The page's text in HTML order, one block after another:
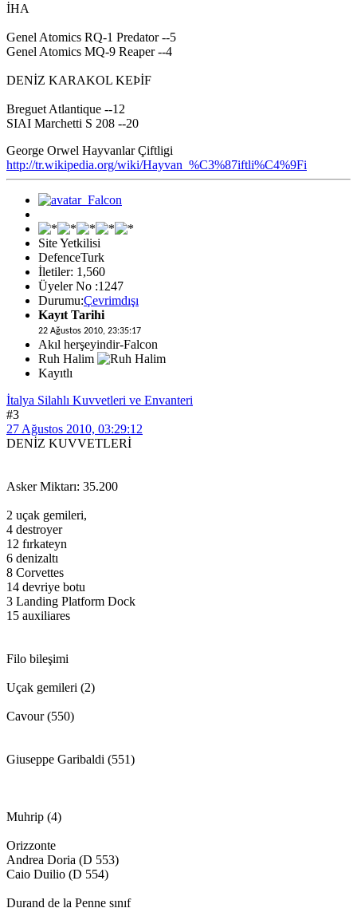
İHA
Genel Atomics RQ-1 Predator --5
Genel Atomics MQ-9 Reaper --4
DENİZ KARAKOL KEÞİF
Breguet Atlantique --12
SIAI Marchetti S 208 --20
George Orwel Hayvanlar Çiftligi
http://tr.wikipedia.org/wiki/Hayvan_%C3%87iftli%C4%9Fi
Site Yetkilisi
DefenceTurk
İletiler: 1,560
Üyeler No :1247
Durumu:Çevrimdışı
Kayıt Tarihi
22 Ağustos 2010, 23:35:17
Akıl herşeyindir-Falcon
Ruh Halim
Kayıtlı
İtalya Silahlı Kuvvetleri ve Envanteri
#3
27 Ağustos 2010, 03:29:12
DENİZ KUVVETLERİ
Asker Miktarı: 35.200
2 uçak gemileri,
4 destroyer
12 fırkateyn
6 denizaltı
8 Corvettes
14 devriye botu
3 Landing Platform Dock
15 auxiliares
Filo bileşimi
Uçak gemileri (2)
Cavour (550)
Giuseppe Garibaldi (551)
Muhrip (4)
Orizzonte
Andrea Doria (D 553)
Caio Duilio (D 554)
Durand de la Penne sınıf